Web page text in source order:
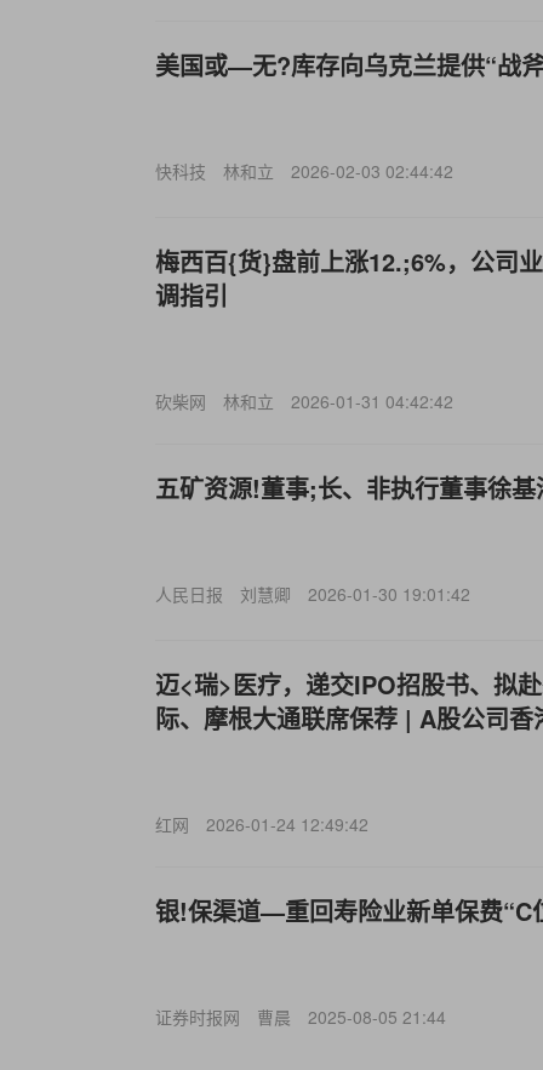
美国或—无?库存向乌克兰提供“战
快科技 林和立 2026-02-03 02:44:42
梅西百{货}盘前上涨12.;6%，公司
调指引
砍柴网 林和立 2026-01-31 04:42:42
五矿资源!董事;长、非执行董事徐
人民日报 刘慧卿 2026-01-30 19:01:42
迈<瑞>医疗，递交IPO招股书、拟
际、摩根大通联席保荐 | A股公司香
红网 2026-01-24 12:49:42
银!保渠道—重回寿险业新单保费“C
证券时报网 曹晨 2025-08-05 21:44